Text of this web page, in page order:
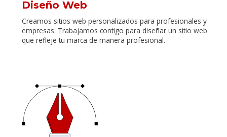
Diseño Web
Creamos sitios web personalizados para profesionales y
empresas. Trabajamos contigo para diseñar un sitio web
que refleje tu marca de manera profesional.